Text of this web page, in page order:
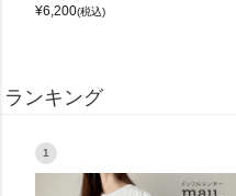
¥6,200(税込)
ランキング
1